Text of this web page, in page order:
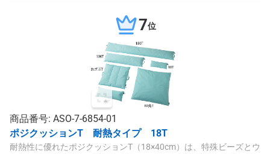
7位
商品番号: ASO-7-6854-01
ポジクッションT 耐熱タイプ 18T
耐熱性に優れたポジクッションT（18×40cm）は、特殊ビーズとウ